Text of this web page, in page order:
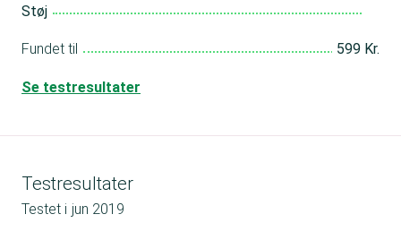
Støj
Fundet til 599 Kr.
Se testresultater
Testresultater
Testet i jun 2019